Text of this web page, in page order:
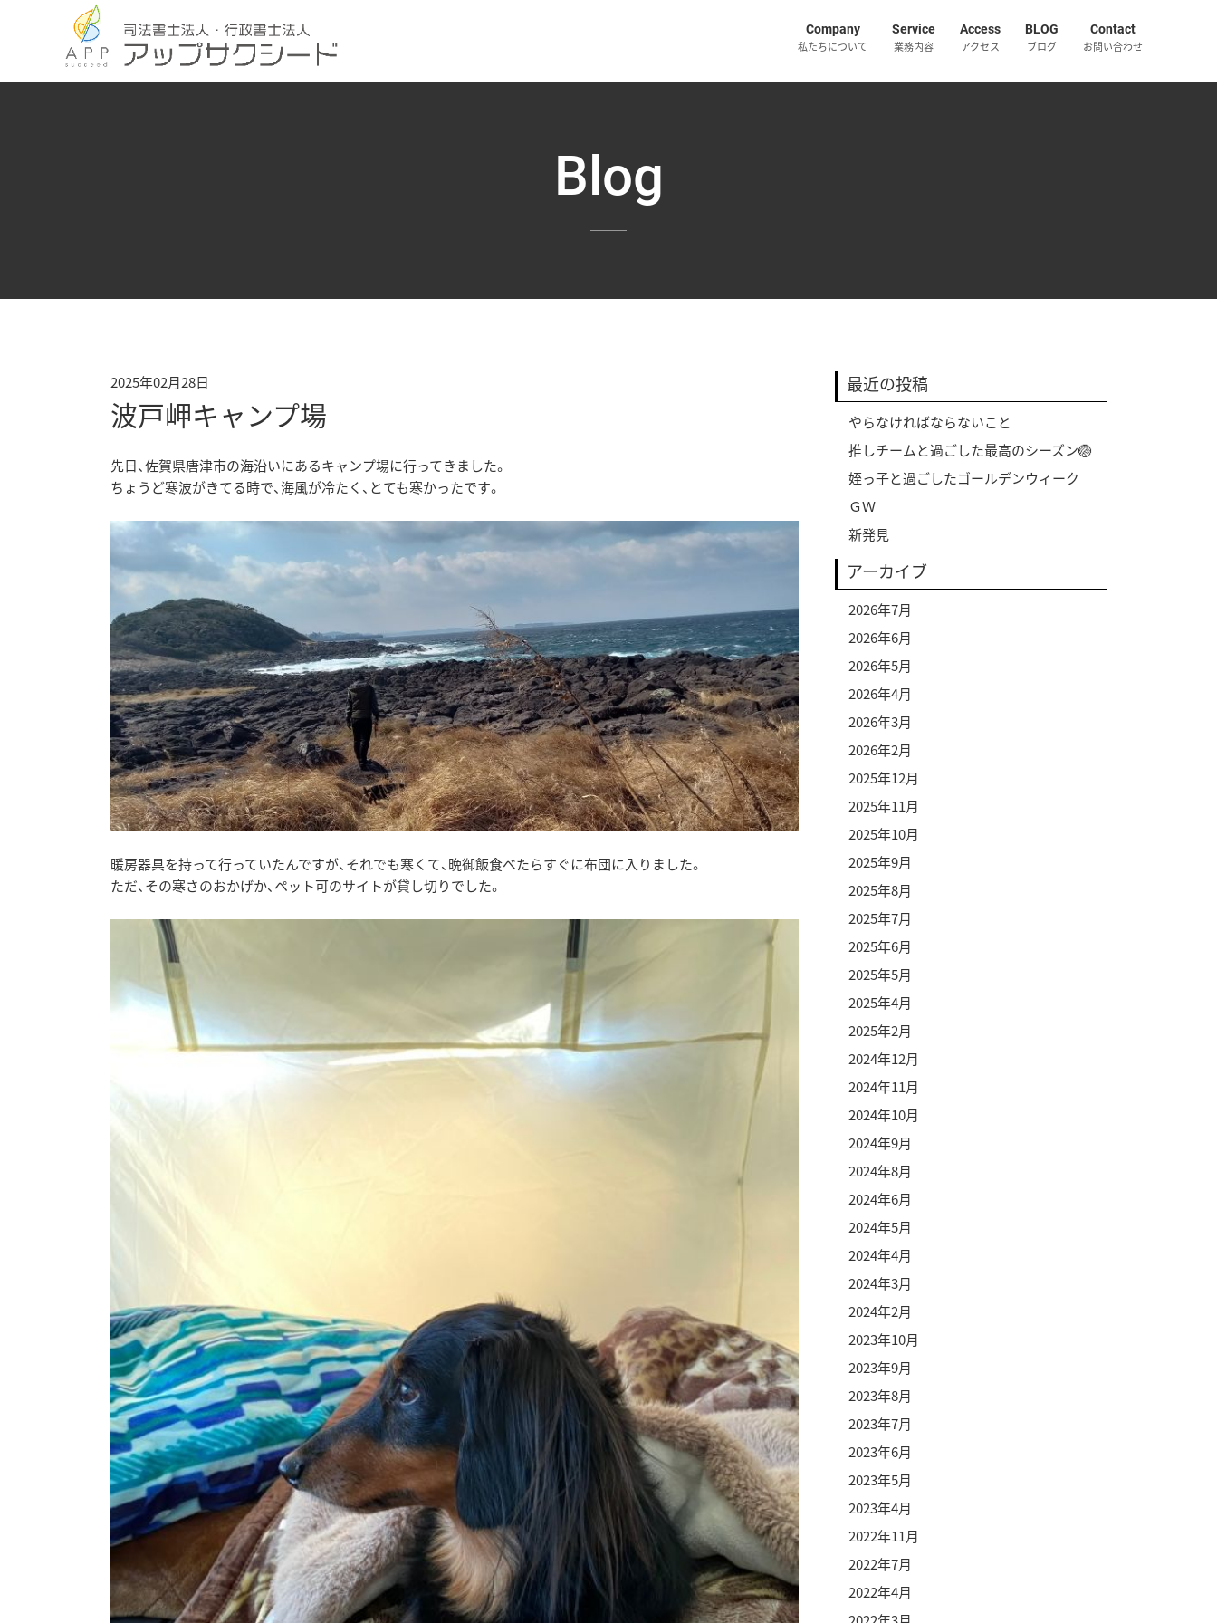
Company
私たちについて
Service
業務内容
Access
アクセス
BLOG
ブログ
Contact
お問い合わせ
Blog
2025年02月28日
波戸岬キャンプ場
先日、佐賀県唐津市の海沿いにあるキャンプ場に行ってきました。
ちょうど寒波がきてる時で、海風が冷たく、とても寒かったです。
暖房器具を持って行っていたんですが、それでも寒くて、晩御飯食べたらすぐに布団に入りました。
ただ、その寒さのおかげか、ペット可のサイトが貸し切りでした。
最近の投稿
やらなければならないこと
推しチームと過ごした最高のシーズン🏐
姪っ子と過ごしたゴールデンウィーク
ＧＷ
新発見
アーカイブ
2026年7月
2026年6月
2026年5月
2026年4月
2026年3月
2026年2月
2025年12月
2025年11月
2025年10月
2025年9月
2025年8月
2025年7月
2025年6月
2025年5月
2025年4月
2025年2月
2024年12月
2024年11月
2024年10月
2024年9月
2024年8月
2024年6月
2024年5月
2024年4月
2024年3月
2024年2月
2023年10月
2023年9月
2023年8月
2023年7月
2023年6月
2023年5月
2023年4月
2022年11月
2022年7月
2022年4月